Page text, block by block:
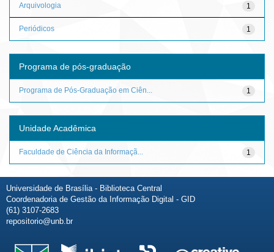
1
Arquivologia
1
Periódicos
Programa de pós-graduação
1
Programa de Pós-Graduação em Ciên...
Unidade Acadêmica
1
Faculdade de Ciência da Informaçã...
Universidade de Brasília - Biblioteca Central
Coordenadoria de Gestão da Informação Digital - GID
(61) 3107-2683
repositorio@unb.br